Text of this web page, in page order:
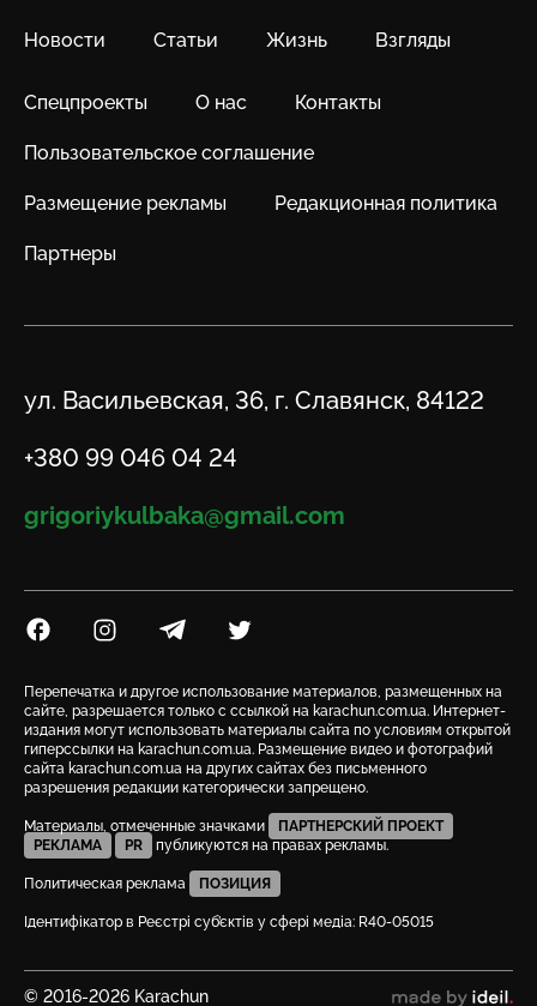
Новости Статьи Жизнь Взгляды
Спецпроекты О нас Контакты
Пользовательское соглашение
Размещение рекламы Редакционная политика
Партнеры
Адрес
ул. Васильевская, 36, г. Славянск, 84122
Телефон
+380 99 046 04 24
Email
grigoriykulbaka@gmail.com
Посилання на Facebook
Посилання на Instagram
Посилання на Telegram
Посилання на Twitter
Перепечатка и другое использование материалов, размещенных на
сайте, разрешается только с ссылкой на karachun.com.ua. Интернет-
издания могут использовать материалы сайта по условиям открытой
гиперссылки на karachun.com.ua. Размещение видео и фотографий
сайта karachun.com.ua на других сайтах без письменного
разрешения редакции категорически запрещено.
Материалы, отмеченные значками
ПАРТНЕРСКИЙ ПРОЕКТ
РЕКЛАМА
PR публикуются на правах рекламы.
Политическая реклама ПОЗИЦИЯ
Ідентифікатор в Реєстрі суб’єктів у сфері медіа: R40-05015
© 2016-2026 Karachun сделано в ideil.